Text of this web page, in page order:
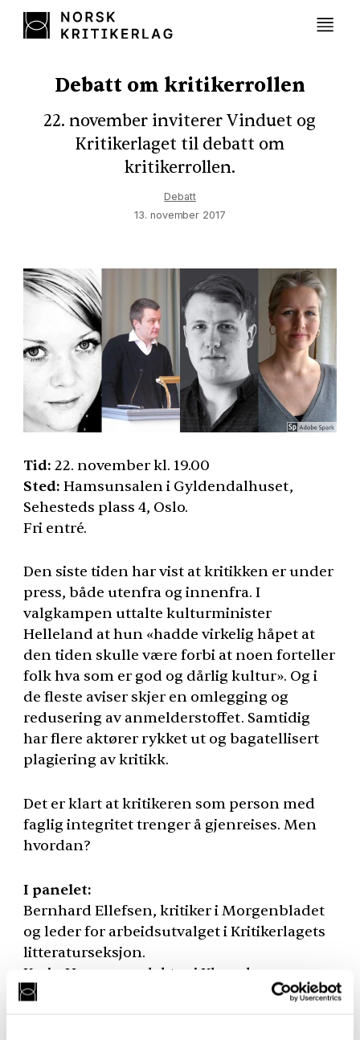
Debatt om kritikerrollen
22. november inviterer Vinduet og
Kritikerlaget til debatt om
kritikerrollen.
Debatt
13. november 2017
Tid: 22. november kl. 19.00
Sted: Hamsunsalen i Gyldendalhuset,
Sehesteds plass 4, Oslo.
Fri entré.
Den siste tiden har vist at kritikken er under
press, både utenfra og innenfra. I
valgkampen uttalte kulturminister
Helleland at hun «hadde virkelig håpet at
den tiden skulle være forbi at noen forteller
folk hva som er god og dårlig kultur». Og i
de fleste aviser skjer en omlegging og
redusering av anmelderstoffet. Samtidig
har flere aktører rykket ut og bagatellisert
plagiering av kritikk.
Det er klart at kritikeren som person med
faglig integritet trenger å gjenreises. Men
hvordan?
I panelet:
Bernhard Ellefsen, kritiker i Morgenbladet
og leder for arbeidsutvalget i Kritikerlagets
litteraturseksjon.
Karin Haugen, redaktør i Klassekampen
Bokmagasinet